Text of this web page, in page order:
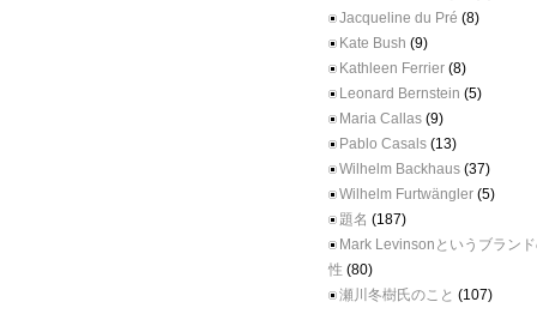
Jacqueline du Pré (8)
Kate Bush (9)
Kathleen Ferrier (8)
Leonard Bernstein (5)
Maria Callas (9)
Pablo Casals (13)
Wilhelm Backhaus (37)
Wilhelm Furtwängler (5)
題名 (187)
Mark Levinsonというブラン
性 (80)
瀬川冬樹氏のこと (107)